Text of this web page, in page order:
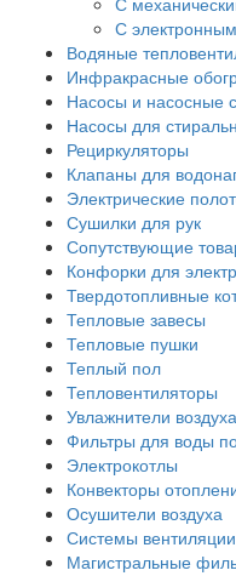
С
Водяные
Инфракрасные
Насосы и насосные
Насосы для
Рециркуляторы
Клапаны для
Электрические
Сушилки для рук
Сопутствующие
Конфорки для
Твердотопливные
Тепловые завесы
Тепловые пушки
Теплый пол
Тепловентиляторы
Увлажнители воздуха
Фильтры для воды
Электрокотлы
Конвекторы
Осушители воздуха
Системы вентиляции
Магистральные